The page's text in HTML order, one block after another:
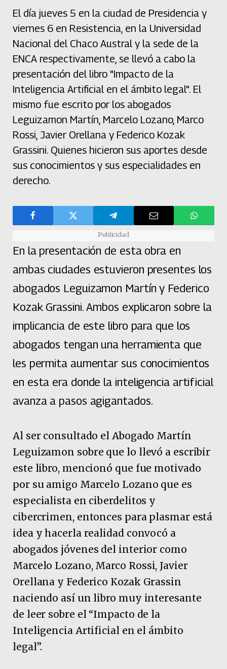
El día jueves 5 en la ciudad de Presidencia y
viernes 6 en Resistencia, en la Universidad
Nacional del Chaco Austral y la sede de la
ENCA respectivamente, se llevó a cabo la
presentación del libro "Impacto de la
Inteligencia Artificial en el ámbito legal". El
mismo fue escrito por los abogados
Leguizamon Martín, Marcelo Lozano, Marco
Rossi, Javier Orellana y Federico Kozak
Grassini. Quienes hicieron sus aportes desde
sus conocimientos y sus especialidades en
derecho.
Publicidad
En la presentación de esta obra en
ambas ciudades estuvieron presentes los
abogados Leguizamon Martín y Federico
Kozak Grassini. Ambos explicaron sobre la
implicancia de este libro para que los
abogados tengan una herramienta que
les permita aumentar sus conocimientos
en esta era donde la inteligencia artificial
avanza a pasos agigantados.
Al ser consultado el Abogado Martín
Leguizamon sobre que lo llevó a escribir
este libro, mencionó que fue motivado
por su amigo Marcelo Lozano que es
especialista en ciberdelitos y
cibercrimen, entonces para plasmar está
idea y hacerla realidad convocó a
abogados jóvenes del interior como
Marcelo Lozano, Marco Rossi, Javier
Orellana y Federico Kozak Grassin
naciendo así un libro muy interesante
de leer sobre el “Impacto de la
Inteligencia Artificial en el ámbito
legal”.